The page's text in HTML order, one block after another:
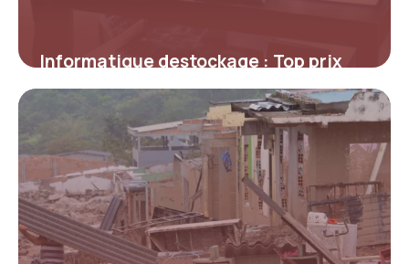
Informatique destockage : Top prix
2026
30 avril 2026